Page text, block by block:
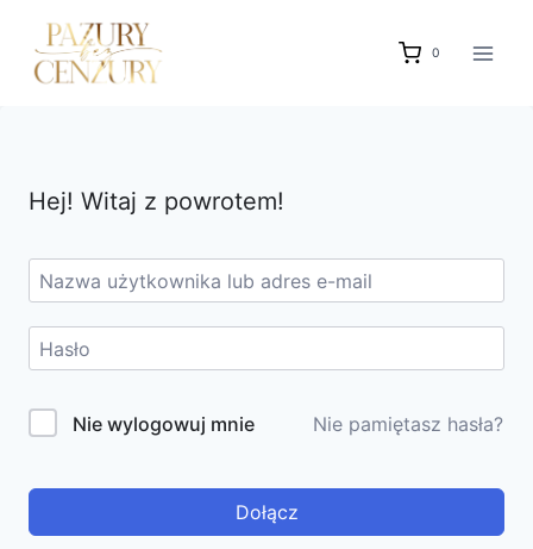
treści
0
Hej! Witaj z powrotem!
Nie wylogowuj mnie Nie pamiętasz hasła?
Dołącz